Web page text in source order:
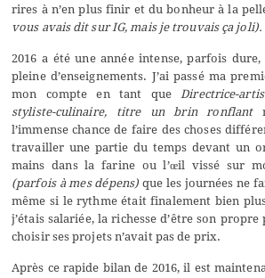
rires à n’en plus finir et du bonheur à la
vous avais dit sur IG, mais je trouvais ça joli).
2016 a été une année intense, parfois
pleine d’enseignements. J’ai passé ma
mon compte en tant queDirectrice-
styliste-culinaire, titre un brin ronflant
l’immense chance de faire des choses
travailler une partie du temps devant un
mains dans la farine ou l’œil vissé sur
(parfois à mes dépens) que les journées ne
même si le rythme était finalement bien
j’étais salariée, la richesse d’être son
choisir ses projets n’avait pas de prix.
Après ce rapide bilan de 2016, il est